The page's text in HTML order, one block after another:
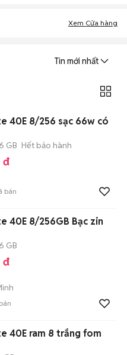
Xem Cửa hàng
Tin mới nhất
40E 8/256 sạc 66w có
GB Hết bảo hành
đ
bán
40E 8/256GB Bạc zin
GB
đ
40E ram 8 trắng fom